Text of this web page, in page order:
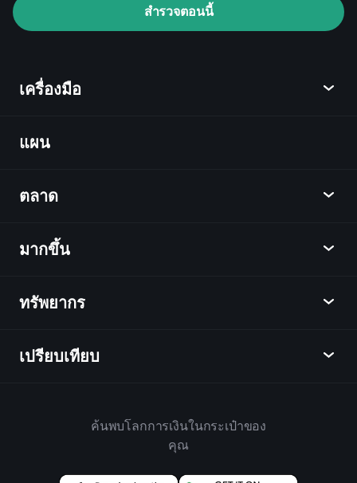
ที่ขับเคลื่อนด้วย AI
สำรวจตอนนี้
เครื่องมือ
ค้นพบ
ศูนย์กลางการเรียนรู้
เดสก์ท็อป
แผน
ตลาด
ภาพรวม
ดัชนี
มากขึ้น
เป็นพันธมิตร
เกี่ยวกับเพลย์เทรด
ทรัพยากร
ศูนย์ช่วยเหลือ
เปรียบเทียบ
Yahoo Finance
ค้นพบโลกการเงินในกระเป๋าของ
คุณ